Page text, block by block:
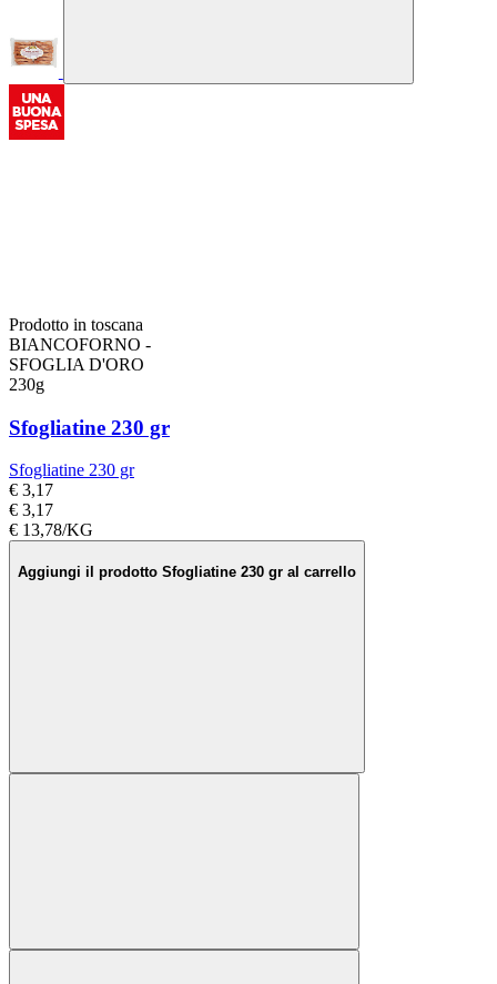
Prodotto in toscana
BIANCOFORNO -
SFOGLIA D'ORO
230g
Sfogliatine 230 gr
Sfogliatine 230 gr
€ 3,17
€ 3,17
€ 13,78/KG
Aggiungi il prodotto Sfogliatine 230 gr al carrello